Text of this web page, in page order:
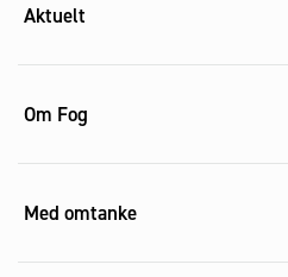
Aktuelt
Om Fog
Med omtanke